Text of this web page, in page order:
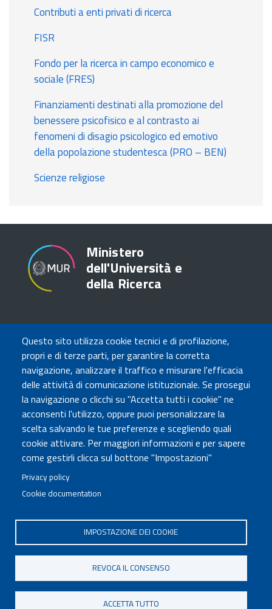
Questo sito utilizza cookie tecnici e di profilazione,
propri e di terze parti, per garantire la corretta
navigazione, analizzare il traffico e misurare l'efficacia
delle attività di comunicazione istituzionale. Se prosegui
la navigazione o clicchi su "Accetta tutti i cookie" ne
acconsenti l'utilizzo, oppure puoi personalizzare la
scelta salvando le tue preferenze e scegliendo quali
cookie attivare. Per maggiori informazioni e per sapere
come gestirli clicca sul bottone "Impostazioni"
Privacy policy
Cookie documentation
IMPOSTAZIONE DEI COOKIE
REVOCA IL CONSENSO
ACCETTA TUTTO
Contributi a enti privati di ricerca
FISR
Fondo per la ricerca in campo economico e
sociale (FRES)
Finanziamenti destinati alla promozione del
benessere psicofisico e al contrasto ai
fenomeni di disagio psicologico ed emotivo
della popolazione studentesca (PRO – BEN)
Scienze religiose
Ministero
dell'Università e
della Ricerca
TRASPARENZA
Amministrazione Trasparente
Atti di notifica
Albo online
Concorsi
COMUNICA CON NOI
Urp
Posta elettronica certificata
Sedi e contatti
Governo Italiano
Tutti i diritti riservati © 2020
MENU
Mappa del sito
Cookie settings